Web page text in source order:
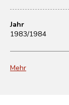
Jahr
1983/1984
Mehr